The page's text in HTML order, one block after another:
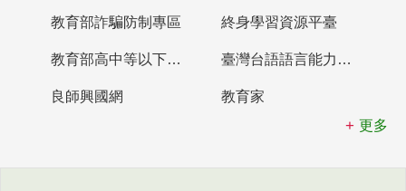
教育部詐騙防制專區 終身學習資源平臺
教育部高中等以下學校及幼兒園教師資格檢定考試 臺灣台語語言能力認證網站
良師興國網
教育家
更多